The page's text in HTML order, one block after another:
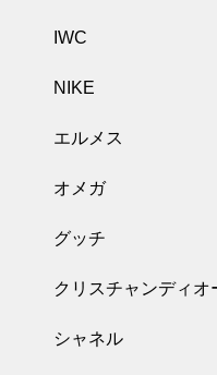
IWC
NIKE
エルメス
オメガ
グッチ
クリスチャンディオ
シャネル